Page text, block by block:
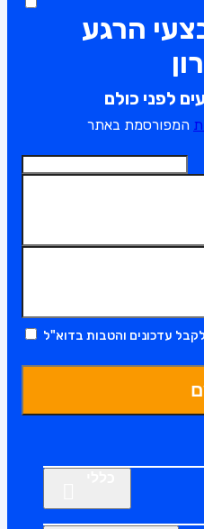
הרגע
המפורסמת באתר
לקבל עדכונים והטבות בדוא"ל